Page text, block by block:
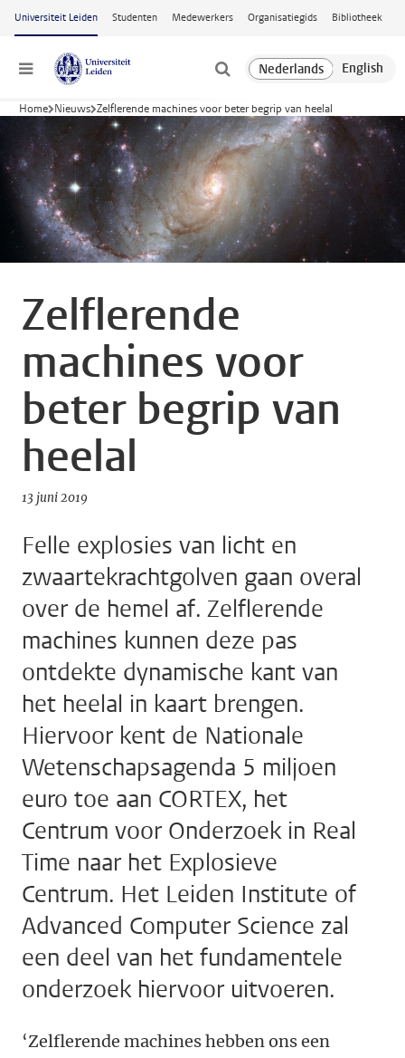
Ga naar hoofdinhoud
Universiteit Leiden Studenten Medewerkers Organisatiegids Bibliotheek
Menu
Home Nieuws Zelflerende machines voor beter begrip van heelal
Zelflerende
machines voor
beter begrip van
heelal
13 juni 2019
Felle explosies van licht en
zwaartekrachtgolven gaan overal
over de hemel af. Zelflerende
machines kunnen deze pas
ontdekte dynamische kant van
het heelal in kaart brengen.
Hiervoor kent de Nationale
Wetenschapsagenda 5 miljoen
euro toe aan CORTEX, het
Centrum voor Onderzoek in Real
Time naar het Explosieve
Centrum. Het Leiden Institute of
Advanced Computer Science zal
een deel van het fundamentele
onderzoek hiervoor uitvoeren.
‘Zelflerende machines hebben ons een